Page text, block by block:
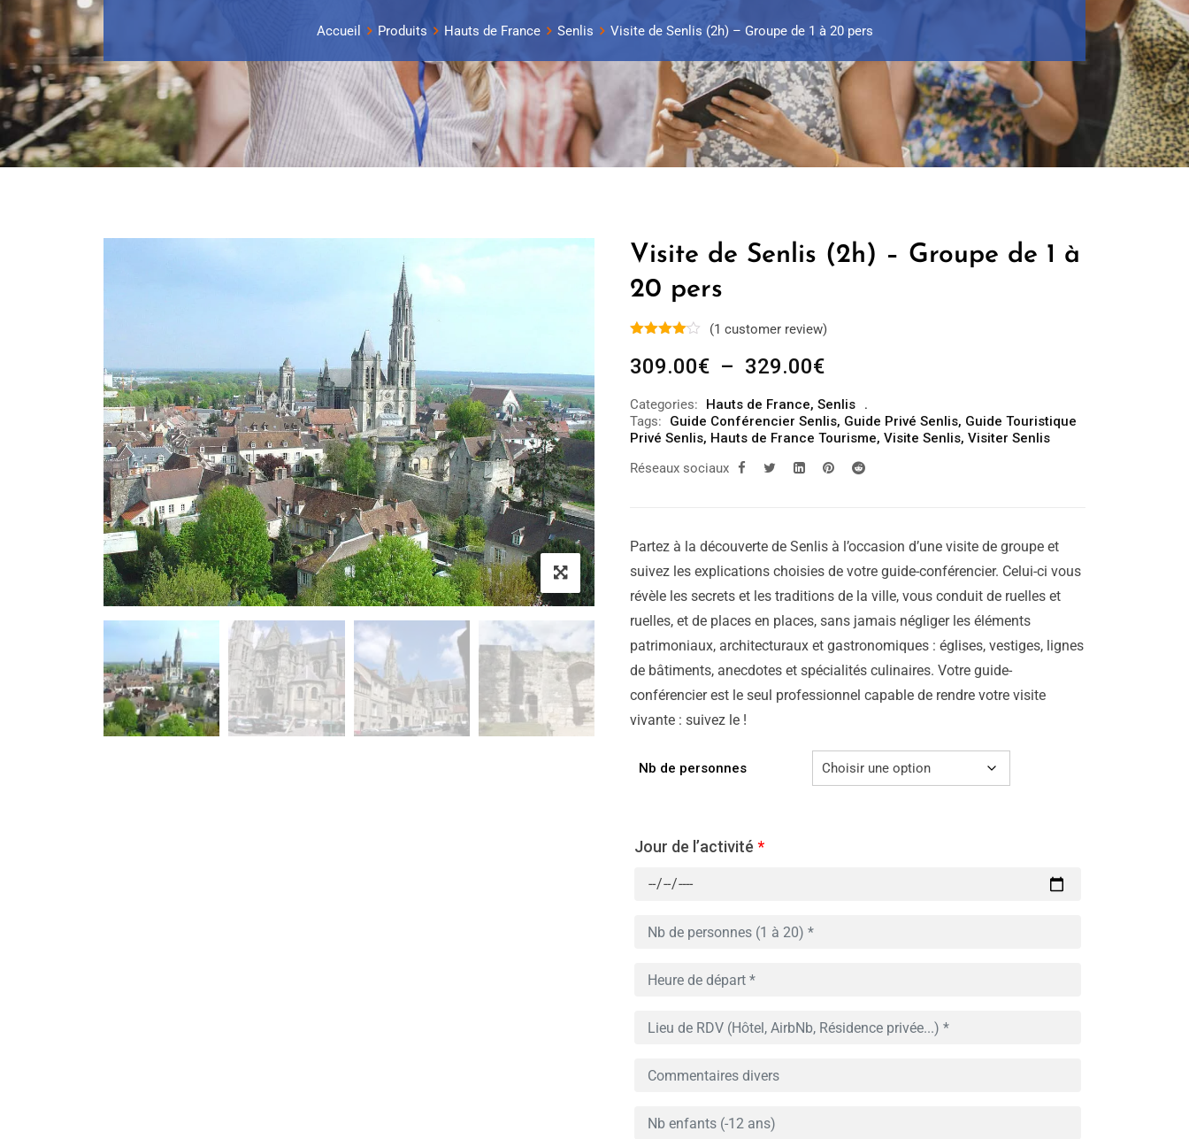
Accueil Produits Hauts de France Senlis Visite de Senlis (2h) – Groupe de 1 à 20 pers
Visite de Senlis (2h) – Groupe de 1 à
20 pers
(1 customer review)
309.00€ – 329.00€Plage
prix :
309.00€
à
Categories: Hauts de France, Senlis
Tags:
Guide Conférencier Senlis, Guide Privé Senlis, Guide Touristique
Privé Senlis, Hauts de France Tourisme, Visite Senlis, Visiter Senlis
Réseaux sociaux
Partez à la découverte de Senlis à l’occasion d’une visite de groupe et
suivez les explications choisies de votre guide-conférencier. Celui-ci vous
révèle les secrets et les traditions de la ville, vous conduit de ruelles et
ruelles, et de places en places, sans jamais négliger les éléments
patrimoniaux, architecturaux et gastronomiques : églises, vestiges, lignes
de bâtiments, anecdotes et spécialités culinaires. Votre guide-
conférencier est le seul professionnel capable de rendre votre visite
vivante : suivez le !
Nb de personnes
Jour de l’activité *